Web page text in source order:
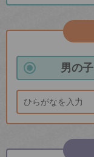
男の子